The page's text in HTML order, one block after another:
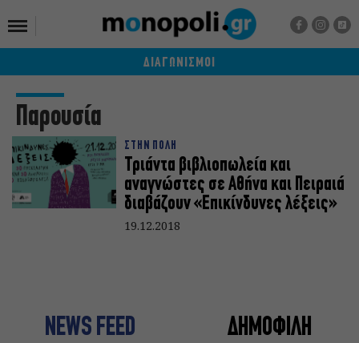
ΔΙΑΓΩΝΙΣΜΟΙ
Παρουσία
ΣΤΗΝ ΠΟΛΗ
Τριάντα βιβλιοπωλεία και
αναγνώστες σε Αθήνα και Πειραιά
διαβάζουν «Επικίνδυνες λέξεις»
19.12.2018
NEWS FEED ΔΗΜΟΦΙΛΗ